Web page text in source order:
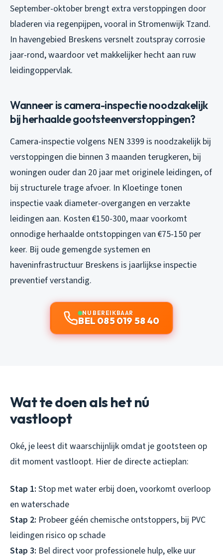
September-oktober brengt extra verstoppingen door
bladeren via regenpijpen, vooral in Stromenwijk Tzand.
In havengebied Breskens versnelt zoutspray corrosie
jaar-rond, waardoor vet makkelijker hecht aan ruw
leidingoppervlak.
Wanneer is camera-inspectie noodzakelijk
bij herhaalde gootsteenverstoppingen?
Camera-inspectie volgens NEN 3399 is noodzakelijk bij
verstoppingen die binnen 3 maanden terugkeren, bij
woningen ouder dan 20 jaar met originele leidingen, of
bij structurele trage afvoer. In Kloetinge tonen
inspectie vaak diameter-overgangen en verzakte
leidingen aan. Kosten €150-300, maar voorkomt
onnodige herhaalde ontstoppingen van €75-150 per
keer. Bij oude gemengde systemen en
haveninfrastructuur Breskens is jaarlijkse inspectie
preventief verstandig.
NU BEREIKBAAR
BEL 085 019 58 40
Wat te doen als het nú
vastloopt
Oké, je leest dit waarschijnlijk omdat je gootsteen op
dit moment vastloopt. Hier de directe actieplan:
Stap 1: Stop met water erbij doen, voorkomt overloop
en waterschade
Stap 2: Probeer géén chemische ontstoppers, bij PVC
leidingen risico op schade
Stap 3: Bel direct voor professionele hulp, elke uur